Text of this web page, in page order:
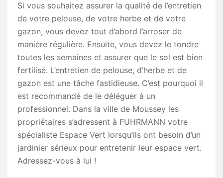
Si vous souhaitez assurer la qualité de l’entretien
de votre pelouse, de votre herbe et de votre
gazon, vous devez tout d’abord l’arroser de
manière régulière. Ensuite, vous devez le tondre
toutes les semaines et assurer que le sol est bien
fertilisé. L’entretien de pelouse, d’herbe et de
gazon est une tâche fastidieuse. C’est pourquoi il
est recommandé de le déléguer à un
professionnel. Dans la ville de Moussey les
propriétaires s’adressent à FUHRMANN votre
spécialiste Espace Vert lorsqu’ils ont besoin d’un
jardinier sérieux pour entretenir leur espace vert.
Adressez-vous à lui !